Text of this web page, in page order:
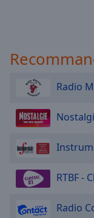
Radio
RTBF -
Radio